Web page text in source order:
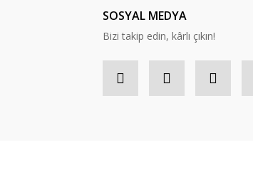
SOSYAL MEDYA
Bizi takip edin, kârlı çıkın!